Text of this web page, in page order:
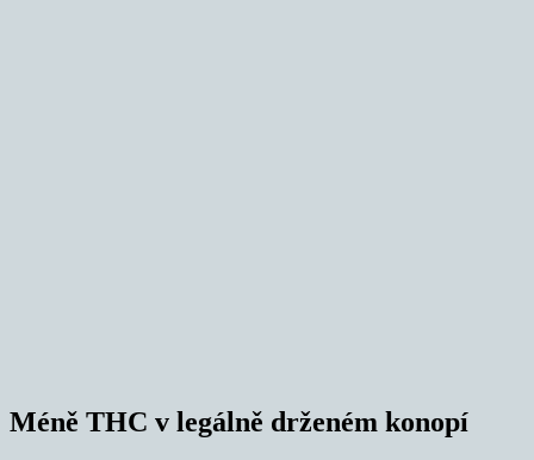
Méně THC v legálně drženém konopí